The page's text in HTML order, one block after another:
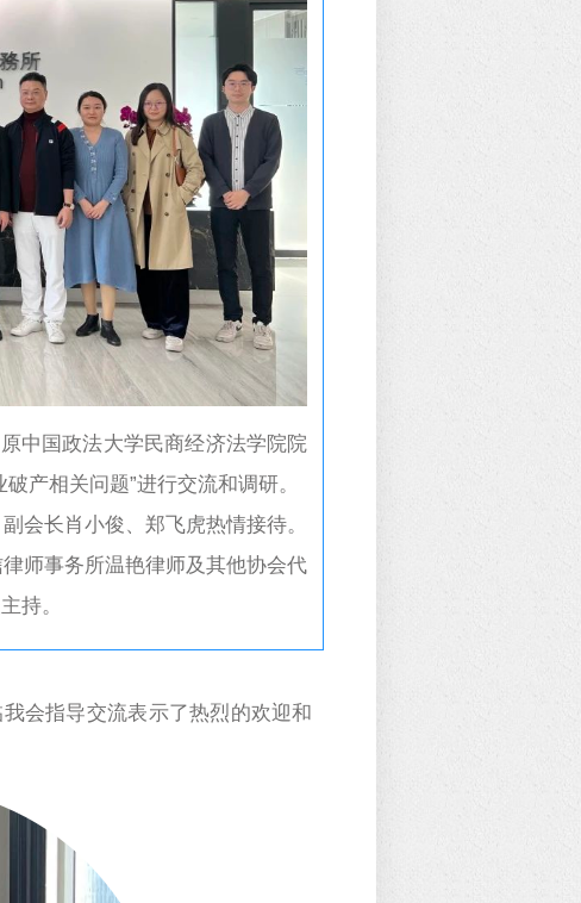
中国政法大学民商经济法学院院
产相关问题”进行交流和调研。
会长肖小俊、郑飞虎热情接待。
师事务所温艳律师及其他协会代
持。
会指导交流表示了热烈的欢迎和